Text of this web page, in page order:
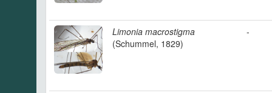
Limonia macrostigma
(Schummel, 1829)
-